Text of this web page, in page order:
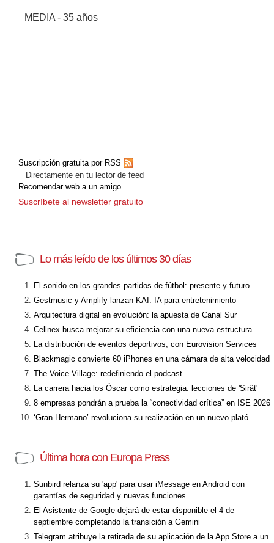
MEDIA - 35 años
Suscripción gratuita por RSS
Directamente en tu lector de feed
Recomendar web a un amigo
Suscríbete al newsletter gratuito
Lo más leído de los últimos 30 días
El sonido en los grandes partidos de fútbol: presente y futuro
Gestmusic y Amplify lanzan KAI: IA para entretenimiento
Arquitectura digital en evolución: la apuesta de Canal Sur
Cellnex busca mejorar su eficiencia con una nueva estructura
La distribución de eventos deportivos, con Eurovision Services
Blackmagic convierte 60 iPhones en una cámara de alta velocidad
The Voice Village: redefiniendo el podcast
La carrera hacia los Óscar como estrategia: lecciones de 'Sirât'
8 empresas pondrán a prueba la “conectividad crítica” en ISE 2026
‘Gran Hermano’ revoluciona su realización en un nuevo plató
Última hora con Europa Press
Sunbird relanza su 'app' para usar iMessage en Android con
garantías de seguridad y nuevas funciones
El Asistente de Google dejará de estar disponible el 4 de
septiembre completando la transición a Gemini
Telegram atribuye la retirada de su aplicación de la App Store a un